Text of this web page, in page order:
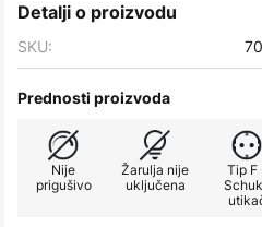
Detalji o proizvodu
SKU:
Prednosti proizvoda
Nije
prigušivo
Žarulja nije
uključena
Tip F